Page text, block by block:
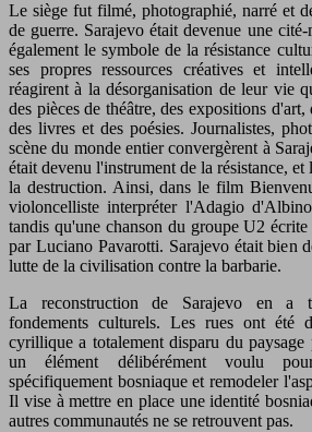
Le siège fut filmé, photographié, narré et
de guerre. Sarajevo était devenue une
également le symbole de la résistance
ses propres ressources créatives et
réagirent à la désorganisation de leur vie
des pièces de théâtre, des expositions
des livres et des poésies. Journalistes,
scène du monde entier convergèrent à
était devenu l'instrument de la résistance,
la destruction. Ainsi, dans le film
violoncelliste interpréter l'Adagio
tandis qu'une chanson du groupe U2
par Luciano Pavarotti. Sarajevo était bien
lutte de la civilisation contre la barbarie.
La reconstruction de Sarajevo en a
fondements culturels. Les rues ont été
cyrillique a totalement disparu du paysage
un élément délibérément voulu
spécifiquement bosniaque et remodeler
Il vise à mettre en place une identité
autres communautés ne se retrouvent pas.